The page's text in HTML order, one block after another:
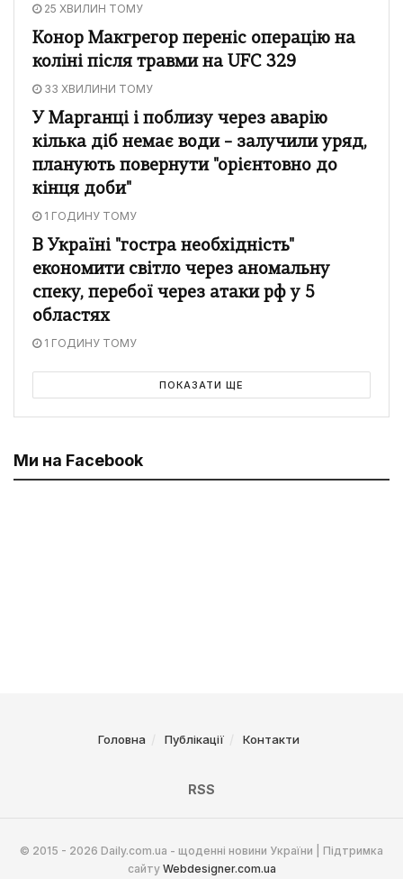
25 ХВИЛИН ТОМУ
Конор Макгрегор переніс операцію на
коліні після травми на UFC 329
33 ХВИЛИНИ ТОМУ
У Марганці і поблизу через аварію
кілька діб немає води – залучили уряд,
планують повернути "орієнтовно до
кінця доби"
1 ГОДИНУ ТОМУ
В Україні "гостра необхідність"
економити світло через аномальну
спеку, перебої через атаки рф у 5
областях
1 ГОДИНУ ТОМУ
ПОКАЗАТИ ЩЕ
Ми на Facebook
Головна Публікації Контакти
RSS
© 2015 - 2026 Daily.com.ua - щоденні новини України | Підтримка
сайту Webdesigner.com.ua